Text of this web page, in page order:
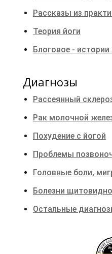
Рассказы из
Теория йоги
Блоговое -
Диагнозы
Рассеянный
Рак молочной
Похудение с йогой
Проблемы
Головные боли,
Болезни
Остальные